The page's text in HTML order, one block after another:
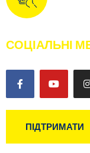
СОЦІАЛЬНІ
ПІДТРИМАТИ